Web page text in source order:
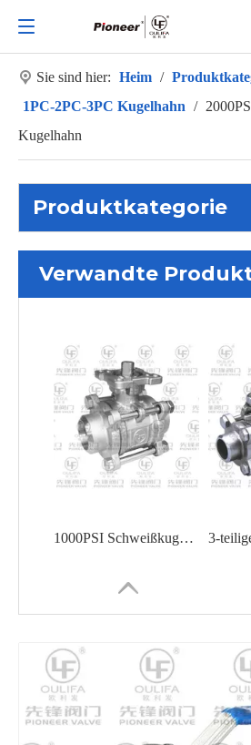
Sie sind hier: Heim /
1PC-2PC-3PC Kugelhahn /
Kugelhahn
Produktkategorie
Verwandte
1000PSI Schweißkugelhahn PQ61F